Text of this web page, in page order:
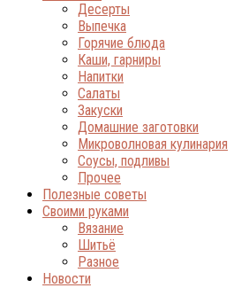
Десерты
Выпечка
Горячие блюда
Каши, гарниры
Напитки
Салаты
Закуски
Домашние заготовки
Микроволновая кулинария
Соусы, подливы
Прочее
Полезные советы
Своими руками
Вязание
Шитьё
Разное
Новости